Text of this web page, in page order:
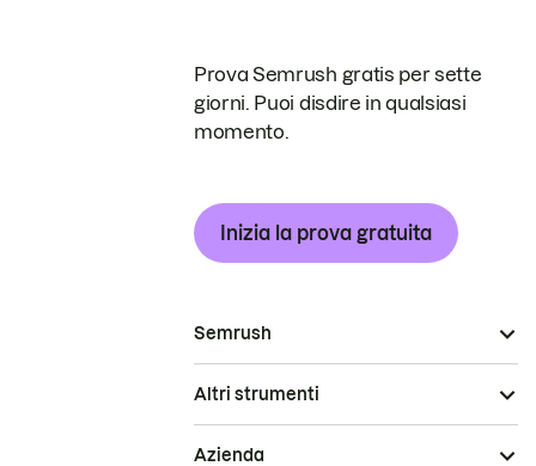
Prova Semrush gratis per sette
giorni. Puoi disdire in qualsiasi
momento.
Inizia la prova gratuita
Semrush
Altri strumenti
Azienda